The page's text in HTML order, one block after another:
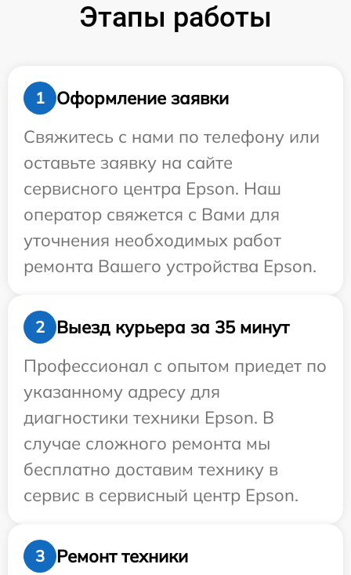
Этапы работы
1
Оформление заявки
Свяжитесь с нами по телефону или
оставьте заявку на сайте
сервисного центра Epson. Наш
оператор свяжется с Вами для
уточнения необходимых работ
ремонта Вашего устройства Epson.
2
Выезд курьера за 35 минут
Профессионал с опытом приедет по
указанному адресу для
диагностики техники Epson. В
случае сложного ремонта мы
бесплатно доставим технику в
сервис в сервисный центр Epson.
3
Ремонт техники